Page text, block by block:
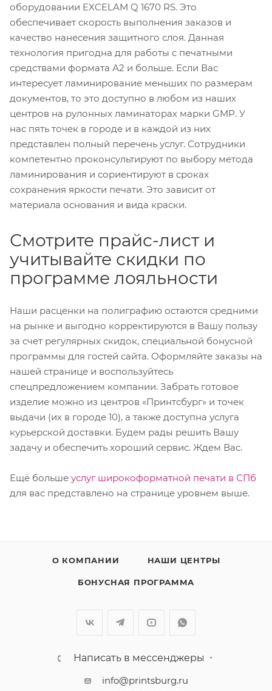
оборудовании EXCELAM Q 1670 RS. Это
обеспечивает скорость выполнения заказов и
качество нанесения защитного слоя. Данная
технология пригодна для работы с печатными
средствами формата А2 и больше. Если Вас
интересует ламинирование меньших по размерам
документов, то это доступно в любом из наших
центров на рулонных ламинаторах марки GMP. У
нас пять точек в городе и в каждой из них
представлен полный перечень услуг. Сотрудники
компетентно проконсультируют по выбору метода
ламинирования и сориентируют в сроках
сохранения яркости печати. Это зависит от
материала основания и вида краски.
Смотрите прайс-лист и
учитывайте скидки по
программе лояльности
Наши расценки на полиграфию остаются средними
на рынке и выгодно корректируются в Вашу пользу
за счет регулярных скидок, специальной бонусной
программы для гостей сайта. Оформляйте заказы на
нашей странице и воспользуйтесь
спецпредложением компании. Забрать готовое
изделие можно из центров «Принтсбург» и точек
выдачи (их в городе 10), а также доступна услуга
курьерской доставки. Будем рады решить Вашу
задачу и обеспечить хороший сервис. Ждем Вас.
Ещё больше услуг широкоформатной печати в СПб
для вас представлено на странице уровнем выше.
О КОМПАНИИ НАШИ ЦЕНТРЫ
БОНУСНАЯ ПРОГРАММА
Написать в мессенджеры
info@printsburg.ru